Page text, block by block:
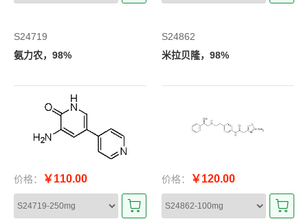
S24719
氨力农，98%
价格： ￥110.00
S24862
米拉贝隆，98%
价格： ￥120.00